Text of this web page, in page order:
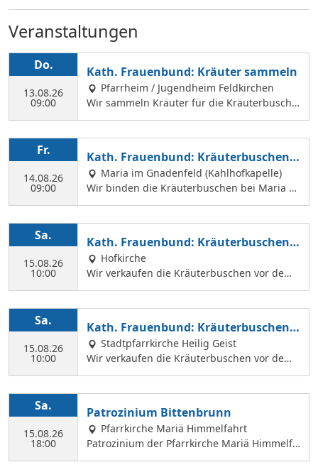
Veranstaltungen
Do.
13.08.26
09:00
Kath. Frauenbund: Kräuter sammeln
Pfarrheim / Jugendheim Feldkirchen
Wir sammeln Kräuter für die Kräuterbusche
n, die wir am 14. August binden und an Mar
Margit Ettig am Jugendheim Feldkirchen.
Fr.
14.08.26
09:00
Kath. Frauenbund: Kräuterbuschen b
inden
Maria im Gnadenfeld (Kahlhofkapelle)
Wir binden die Kräuterbuschen bei Maria a
m Kahlhof. Wir brauchen viele Helferinnen z
der Hl. Geist Kirche Kräuterbuschen verkauf
en können.
Sa.
15.08.26
10:00
Kath. Frauenbund: Kräuterbuschen V
erkauf
Hofkirche
Wir verkaufen die Kräuterbuschen vor dem
Festgottesdienst in der Hofkirche.
Sa.
15.08.26
10:00
Kath. Frauenbund: Kräuterbuschen V
erkauf
Stadtpfarrkirche Heilig Geist
Wir verkaufen die Kräuterbuschen vor dem
Festgottesdienst in der Hl. Geist Kirche.
Sa.
15.08.26
18:00
Patrozinium Bittenbrunn
Pfarrkirche Mariä Himmelfahrt
Patrozinium der Pfarrkirche Mariä Himmelfa
hrt in Bittenbrunn Um 18:00 Uhr Festgottesd